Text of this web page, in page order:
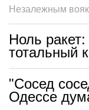
Незалежным
Ноль
тотальный
"Сосед
Одессе